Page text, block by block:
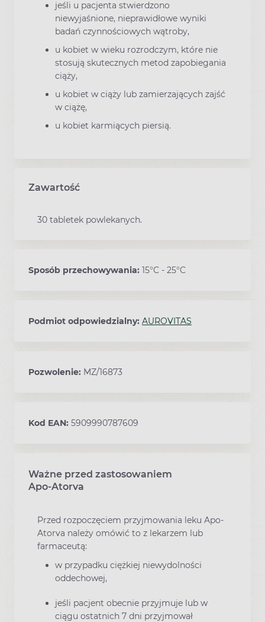
jeśli u pacjenta stwierdzono
niewyjaśnione, nieprawidłowe wyniki
badań czynnościowych wątroby,
u kobiet w wieku rozrodczym, które nie
stosują skutecznych metod zapobiegania
ciąży,
u kobiet w ciąży lub zamierzających zajść
w ciążę,
u kobiet karmiących piersią.
Zawartość
30 tabletek powlekanych.
Sposób przechowywania: 15°C - 25°C
Podmiot odpowiedzialny: AUROVITAS
Pozwolenie: MZ/16873
Kod EAN: 5909990787609
Ważne przed zastosowaniem
Ostrzeżenia dotyczące stosowania leku
Apo-Atorva
Przed rozpoczęciem przyjmowania leku Apo-
Atorva należy omówić to z lekarzem lub
farmaceutą:
w przypadku ciężkiej niewydolności
oddechowej,
jeśli pacjent obecnie przyjmuje lub w
ciągu ostatnich 7 dni przyjmował